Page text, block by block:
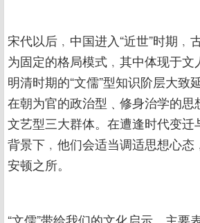
宋代以后﹐中国进入“近世”时期﹐
为固定的格局模式﹐其中体现于文
明清时期的“文儒”型知识阶层大致
在朝为官的政治型﹑修身治学的思
文艺型三大群体。在遭逢时代变迁
背景下﹐他们会适当调适思想心态
安顿之所。